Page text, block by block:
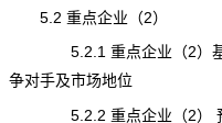
5.2 重点企业（2）
5.2.1 重点企业（2）基本
争对手及市场地位
5.2.2 重点企业（2） 预